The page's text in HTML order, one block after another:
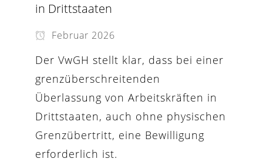
in Drittstaaten
Februar 2026
Der VwGH stellt klar, dass bei einer
grenzüberschreitenden
Überlassung von Arbeitskräften in
Drittstaaten, auch ohne physischen
Grenzübertritt, eine Bewilligung
erforderlich ist.